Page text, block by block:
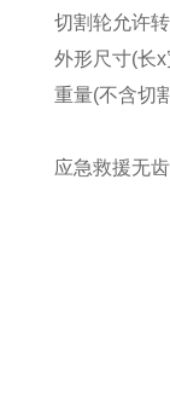
切割轮允许
外形尺寸(长
重量(不含切
应急救援无